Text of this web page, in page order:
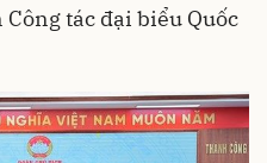
tác đại biểu Quốc